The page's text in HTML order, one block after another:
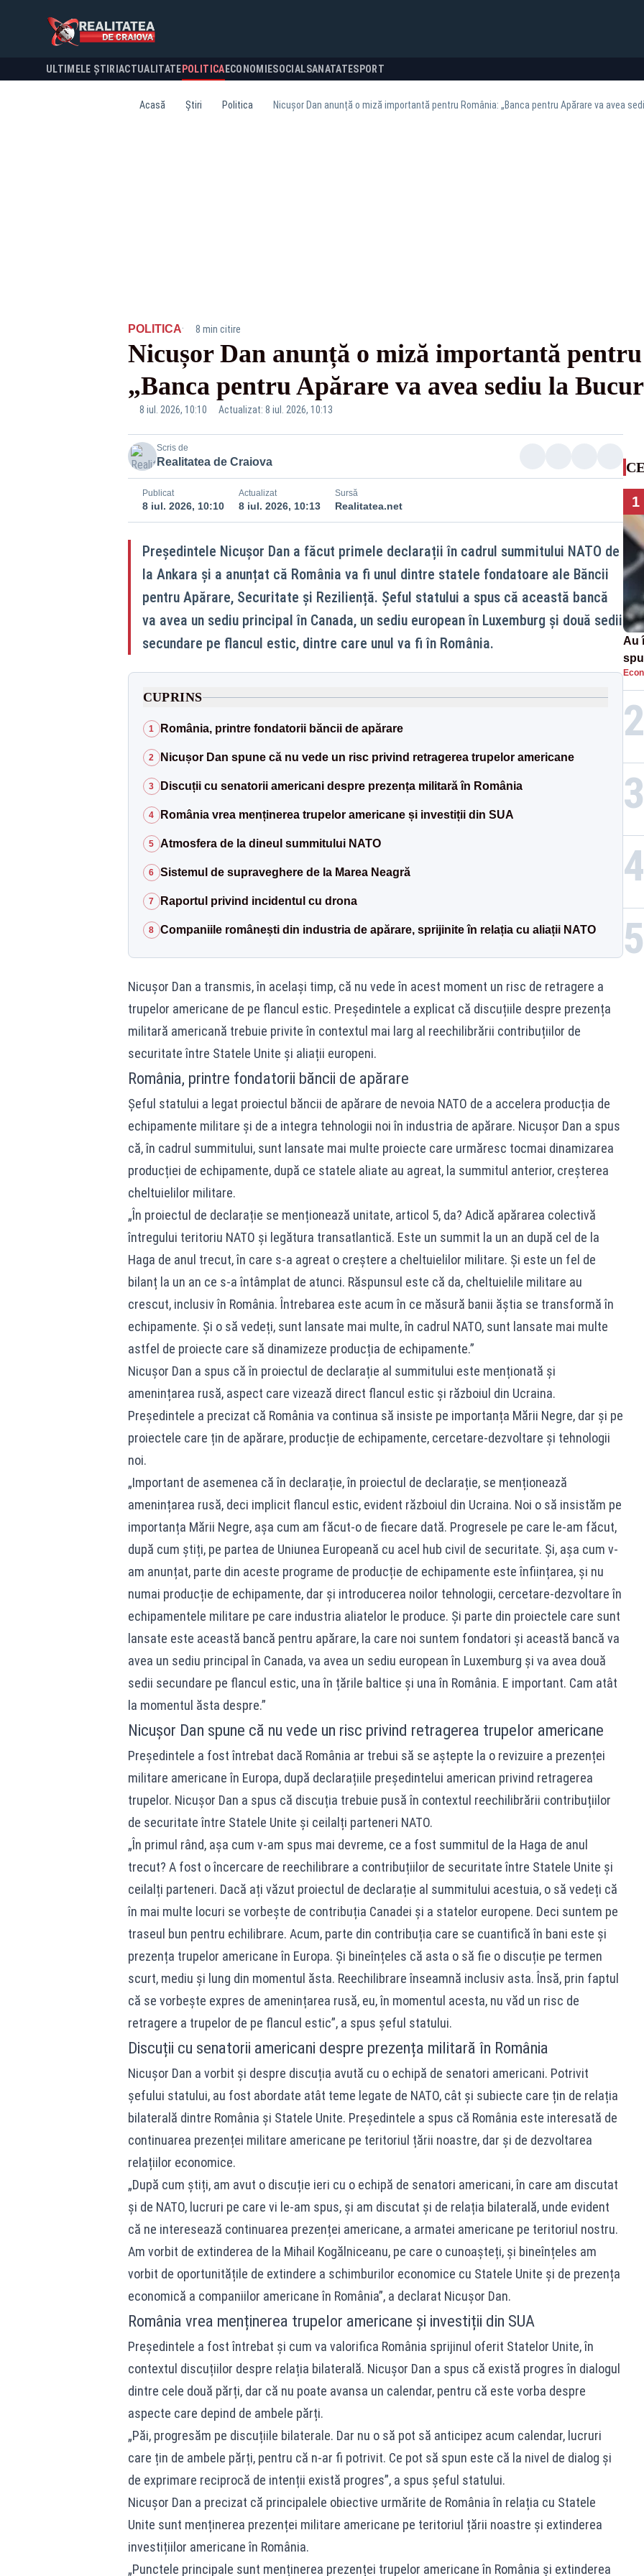
ULTIMELE ȘTIRI ACTUALITATE POLITICA ECONOMIESOCIALSANATATESPORT
Acasă Știri Politica Nicușor Dan anunță o miză importantă pentru România: „Banca pentru Apărare va avea
POLITICA· 8 min citire
Nicușor Dan anunță o miză importantă
„Banca pentru Apărare va avea sediu la
8 iul. 2026, 10:10 Actualizat: 8 iul. 2026, 10:13
Scris de
Realitatea de Craiova
Publicat
8 iul. 2026, 10:10
Actualizat
8 iul. 2026, 10:13
Sursă
Realitatea.net
Președintele Nicușor Dan a făcut primele declarații în cadrul summitului NATO de
la Ankara și a anunțat că România va fi unul dintre statele fondatoare ale Băncii
pentru Apărare, Securitate și Reziliență. Șeful statului a spus că această bancă
va avea un sediu principal în Canada, un sediu european în Luxemburg și două sedii
secundare pe flancul estic, dintre care unul va fi în România.
CUPRINS
1 România, printre fondatorii băncii de apărare
2 Nicușor Dan spune că nu vede un risc privind retragerea trupelor americane
3 Discuții cu senatorii americani despre prezența militară în România
4 România vrea menținerea trupelor americane și investiții din SUA
5 Atmosfera de la dineul summitului NATO
6 Sistemul de supraveghere de la Marea Neagră
7 Raportul privind incidentul cu drona
8 Companiile românești din industria de apărare, sprijinite în relația cu aliații NATO
Nicușor Dan a transmis, în același timp, că nu vede în acest moment un risc de retragere a
trupelor americane de pe flancul estic. Președintele a explicat că discuțiile despre prezența
militară americană trebuie privite în contextul mai larg al reechilibrării contribuțiilor de
securitate între Statele Unite și aliații europeni.
România, printre fondatorii băncii de apărare
Șeful statului a legat proiectul băncii de apărare de nevoia NATO de a accelera producția de
echipamente militare și de a integra tehnologii noi în industria de apărare. Nicușor Dan a spus
că, în cadrul summitului, sunt lansate mai multe proiecte care urmăresc tocmai dinamizarea
producției de echipamente, după ce statele aliate au agreat, la summitul anterior, creșterea
cheltuielilor militare.
„În proiectul de declarație se menționează unitate, articol 5, da? Adică apărarea colectivă
întregului teritoriu NATO și legătura transatlantică. Este un summit la un an după cel de la
Haga de anul trecut, în care s-a agreat o creștere a cheltuielilor militare. Și este un fel de
bilanț la un an ce s-a întâmplat de atunci. Răspunsul este că da, cheltuielile militare au
crescut, inclusiv în România. Întrebarea este acum în ce măsură banii ăștia se transformă în
echipamente. Și o să vedeți, sunt lansate mai multe, în cadrul NATO, sunt lansate mai multe
astfel de proiecte care să dinamizeze producția de echipamente.”
Nicușor Dan a spus că în proiectul de declarație al summitului este menționată și
amenințarea rusă, aspect care vizează direct flancul estic și războiul din Ucraina.
Președintele a precizat că România va continua să insiste pe importanța Mării Negre, dar și pe
proiectele care țin de apărare, producție de echipamente, cercetare-dezvoltare și tehnologii
noi.
„Important de asemenea că în declarație, în proiectul de declarație, se menționează
amenințarea rusă, deci implicit flancul estic, evident războiul din Ucraina. Noi o să insistăm pe
importanța Mării Negre, așa cum am făcut-o de fiecare dată. Progresele pe care le-am făcut,
după cum știți, pe partea de Uniunea Europeană cu acel hub civil de securitate. Și, așa cum v-
am anunțat, parte din aceste programe de producție de echipamente este înființarea, și nu
numai producție de echipamente, dar și introducerea noilor tehnologii, cercetare-dezvoltare în
echipamentele militare pe care industria aliatelor le produce. Și parte din proiectele care sunt
lansate este această bancă pentru apărare, la care noi suntem fondatori și această bancă va
avea un sediu principal în Canada, va avea un sediu european în Luxemburg și va avea două
sedii secundare pe flancul estic, una în țările baltice și una în România. E important. Cam atât
la momentul ăsta despre.”
Nicușor Dan spune că nu vede un risc privind retragerea trupelor americane
Președintele a fost întrebat dacă România ar trebui să se aștepte la o revizuire a prezenței
militare americane în Europa, după declarațiile președintelui american privind retragerea
trupelor. Nicușor Dan a spus că discuția trebuie pusă în contextul reechilibrării contribuțiilor
de securitate între Statele Unite și ceilalți parteneri NATO.
„În primul rând, așa cum v-am spus mai devreme, ce a fost summitul de la Haga de anul
trecut? A fost o încercare de reechilibrare a contribuțiilor de securitate între Statele Unite și
ceilalți parteneri. Dacă ați văzut proiectul de declarație al summitului acestuia, o să vedeți că
în mai multe locuri se vorbește de contribuția Canadei și a statelor europene. Deci suntem pe
traseul bun pentru echilibrare. Acum, parte din contribuția care se cuantifică în bani este și
prezența trupelor americane în Europa. Și bineînțeles că asta o să fie o discuție pe termen
scurt, mediu și lung din momentul ăsta. Reechilibrare înseamnă inclusiv asta. Însă, prin faptul
că se vorbește expres de amenințarea rusă, eu, în momentul acesta, nu văd un risc de
retragere a trupelor de pe flancul estic”, a spus șeful statului.
Discuții cu senatorii americani despre prezența militară în România
Nicușor Dan a vorbit și despre discuția avută cu o echipă de senatori americani. Potrivit
șefului statului, au fost abordate atât teme legate de NATO, cât și subiecte care țin de relația
bilaterală dintre România și Statele Unite. Președintele a spus că România este interesată de
continuarea prezenței militare americane pe teritoriul țării noastre, dar și de dezvoltarea
relațiilor economice.
„După cum știți, am avut o discuție ieri cu o echipă de senatori americani, în care am discutat
și de NATO, lucruri pe care vi le-am spus, și am discutat și de relația bilaterală, unde evident
că ne interesează continuarea prezenței americane, a armatei americane pe teritoriul nostru.
Am vorbit de extinderea de la Mihail Kogălniceanu, pe care o cunoașteți, și bineînțeles am
vorbit de oportunitățile de extindere a schimburilor economice cu Statele Unite și de prezența
economică a companiilor americane în România”, a declarat Nicușor Dan.
România vrea menținerea trupelor americane și investiții din SUA
Președintele a fost întrebat și cum va valorifica România sprijinul oferit Statelor Unite, în
contextul discuțiilor despre relația bilaterală. Nicușor Dan a spus că există progres în dialogul
dintre cele două părți, dar că nu poate avansa un calendar, pentru că este vorba despre
aspecte care depind de ambele părți.
„Păi, progresăm pe discuțiile bilaterale. Dar nu o să pot să anticipez acum calendar, lucruri
care țin de ambele părți, pentru că n-ar fi potrivit. Ce pot să spun este că la nivel de dialog și
de exprimare reciprocă de intenții există progres”, a spus șeful statului.
Nicușor Dan a precizat că principalele obiective urmărite de România în relația cu Statele
Unite sunt menținerea prezenței militare americane pe teritoriul țării noastre și extinderea
investițiilor americane în România.
„Punctele principale sunt menținerea prezenței trupelor americane în România și extinderea
1
Au
2
3
4
5